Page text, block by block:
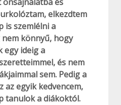
elkezdtem
is szemlélni a
könnyű, hogy
egy ideig a
és nem
sem. Pedig a
az egyik kedvencem,
tanulok a diákoktól.